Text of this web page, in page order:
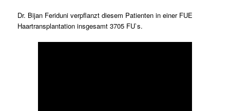
Dr. Bijan Feriduni verpflanzt diesem Patienten in einer FUE
Haartransplantation insgesamt 3705 FU`s.